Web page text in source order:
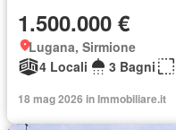
1.500.000 €
Lugana, Sirmione
4 Locali
3 Bagni
18 mag 2026 in Immobiliare.it